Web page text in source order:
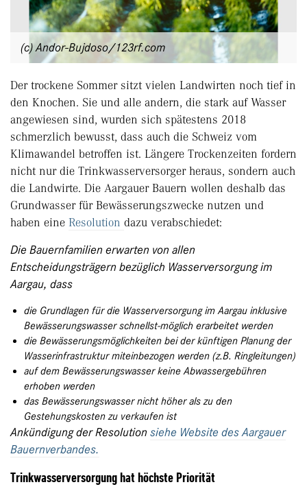
(c) Andor-Bujdoso/123rf.com
Der trockene Sommer sitzt vielen Landwirten noch tief in
den Knochen. Sie und alle andern, die stark auf Wasser
angewiesen sind, wurden sich spätestens 2018
schmerzlich bewusst, dass auch die Schweiz vom
Klimawandel betroffen ist. Längere Trockenzeiten fordern
nicht nur die Trinkwasserversorger heraus, sondern auch
die Landwirte. Die Aargauer Bauern wollen deshalb das
Grundwasser für Bewässerungszwecke nutzen und
haben eine Resolution dazu verabschiedet:
Die Bauernfamilien erwarten von allen
Entscheidungsträgern bezüglich Wasserversorgung im
Aargau, dass
die Grundlagen für die Wasserversorgung im Aargau inklusive
Bewässerungswasser schnellst-möglich erarbeitet werden
die Bewässerungsmöglichkeiten bei der künftigen Planung der
Wasserinfrastruktur miteinbezogen werden (z.B. Ringleitungen)
auf dem Bewässerungswasser keine Abwassergebühren
erhoben werden
das Bewässerungswasser nicht höher als zu den
Gestehungskosten zu verkaufen ist
Ankündigung der Resolution siehe Website des Aargauer
Bauernverbandes.
Trinkwasserversorgung hat höchste Priorität